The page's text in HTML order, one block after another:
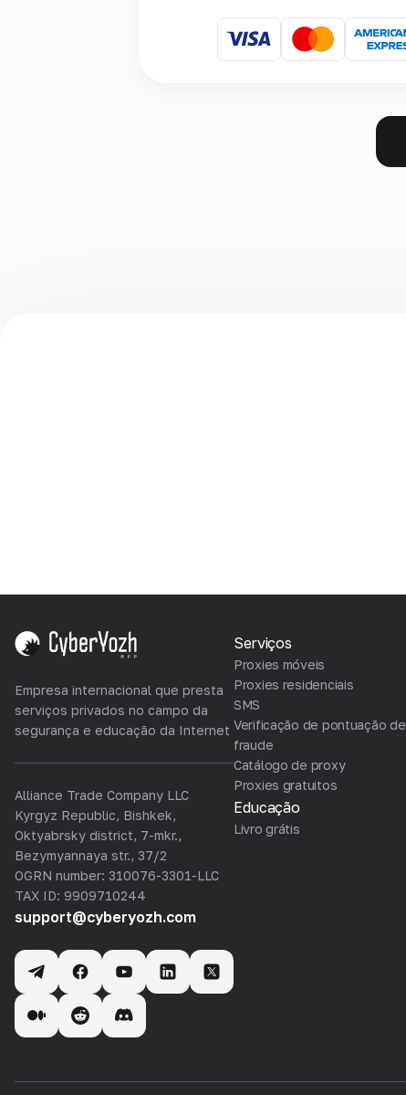
Empresa internacional que presta
serviços privados no campo da
segurança e educação da Internet
Alliance Trade Company LLC
Kyrgyz Republic, Bishkek,
Oktyabrsky district, 7-mkr.,
Bezymyannaya str., 37/2
OGRN number: 310076-3301-LLC
TAX ID: 9909710244
support@cyberyozh.com
Serviços
Proxies móveis
Proxies residenciais
SMS
Verificação de pontuação de
fraude
Catálogo de proxy
Proxies gratuitos
Educação
Livro grátis